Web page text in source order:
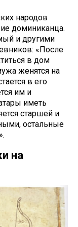
народов
доминиканца.
и другими
«После
в дом
женятся на
в его
им и
иметь
старшей и
остальные
на